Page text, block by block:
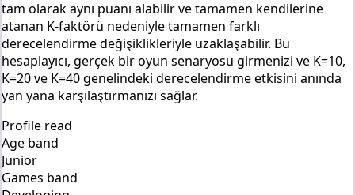
tam olarak aynı puanı alabilir ve tamamen kendilerine
atanan K-faktörü nedeniyle tamamen farklı
derecelendirme değişiklikleriyle uzaklaşabilir. Bu
hesaplayıcı, gerçek bir oyun senaryosu girmenizi ve K=10,
K=20 ve K=40 genelindeki derecelendirme etkisini anında
yan yana karşılaştırmanızı sağlar.
Profile read
Age band
Junior
Games band